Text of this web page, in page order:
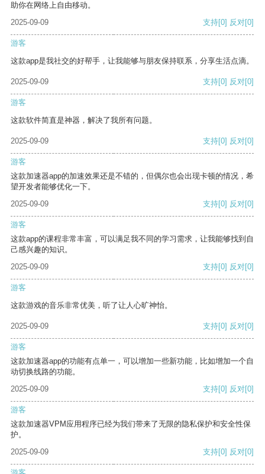
助你在网络上自由移动。
2025-09-09
支持[0] 反对[0]
游客
这款app是我社交的好帮手，让我能够与朋友保持联系，分享生活点滴。
2025-09-09 支持[0] 反对[0]
游客
这款软件简直是神器，解决了我所有问题。
2025-09-09 支持[0] 反对[0]
游客
这款加速器app的加速效果还是不错的，但偶尔也会出现卡顿的情况，希
望开发者能够优化一下。
2025-09-09
支持[0] 反对[0]
游客
这款app的课程非常丰富，可以满足我不同的学习需求，让我能够找到自
己感兴趣的知识。
2025-09-09
支持[0] 反对[0]
游客
这款游戏的音乐非常优美，听了让人心旷神怡。
2025-09-09 支持[0] 反对[0]
游客
这款加速器app的功能有点单一，可以增加一些新功能，比如增加一个自
动切换线路的功能。
2025-09-09
支持[0] 反对[0]
游客
这款加速器VPM应用程序已经为我们带来了无限的隐私保护和安全性保
护。
2025-09-09
支持[0] 反对[0]